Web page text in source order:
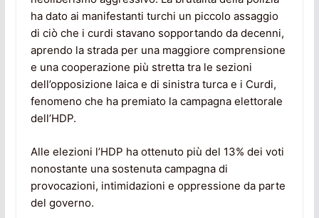
ha dato ai manifestanti turchi un piccolo assaggio
di ciò che i curdi stavano sopportando da decenni,
aprendo la strada per una maggiore comprensione
e una cooperazione più stretta tra le sezioni
dell’opposizione laica e di sinistra turca e i Curdi,
fenomeno che ha premiato la campagna elettorale
dell’HDP.
Alle elezioni l’HDP ha ottenuto più del 13% dei voti
nonostante una sostenuta campagna di
provocazioni, intimidazioni e oppressione da parte
del governo.